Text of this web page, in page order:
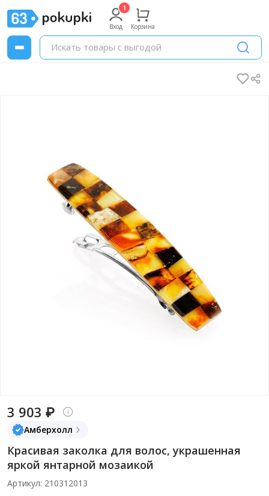
Вход Корзина
3 903 ₽
Амберхолл
Красивая заколка для волос, украшенная
яркой янтарной мозаикой
Артикул: 210312013